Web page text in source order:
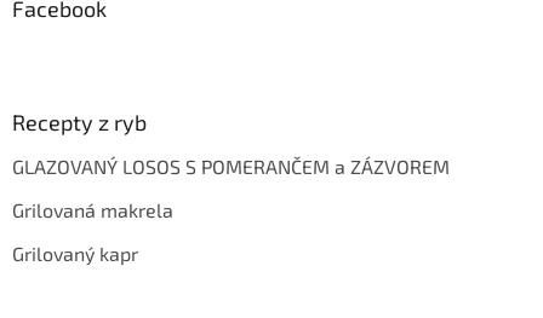
Facebook
Recepty z ryb
GLAZOVANÝ LOSOS S POMERANČEM a ZÁZVOREM
Grilovaná makrela
Grilovaný kapr